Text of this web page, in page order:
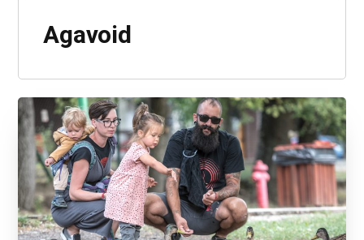
Agavoid